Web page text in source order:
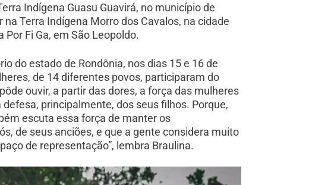
Indígena Guasu Guavirá, no município de
Terra Indígena Morro dos Cavalos, na cidade
Por Fi Ga, em São Leopoldo.
do estado de Rondônia, nos dias 15 e 16 de
de 14 diferentes povos, participaram do
ouvir, a partir das dores, a força das mulheres
principalmente, dos seus filhos. Porque,
escuta essa força de manter os
de seus anciões, e que a gente considera muito
de representação”, lembra Braulina.